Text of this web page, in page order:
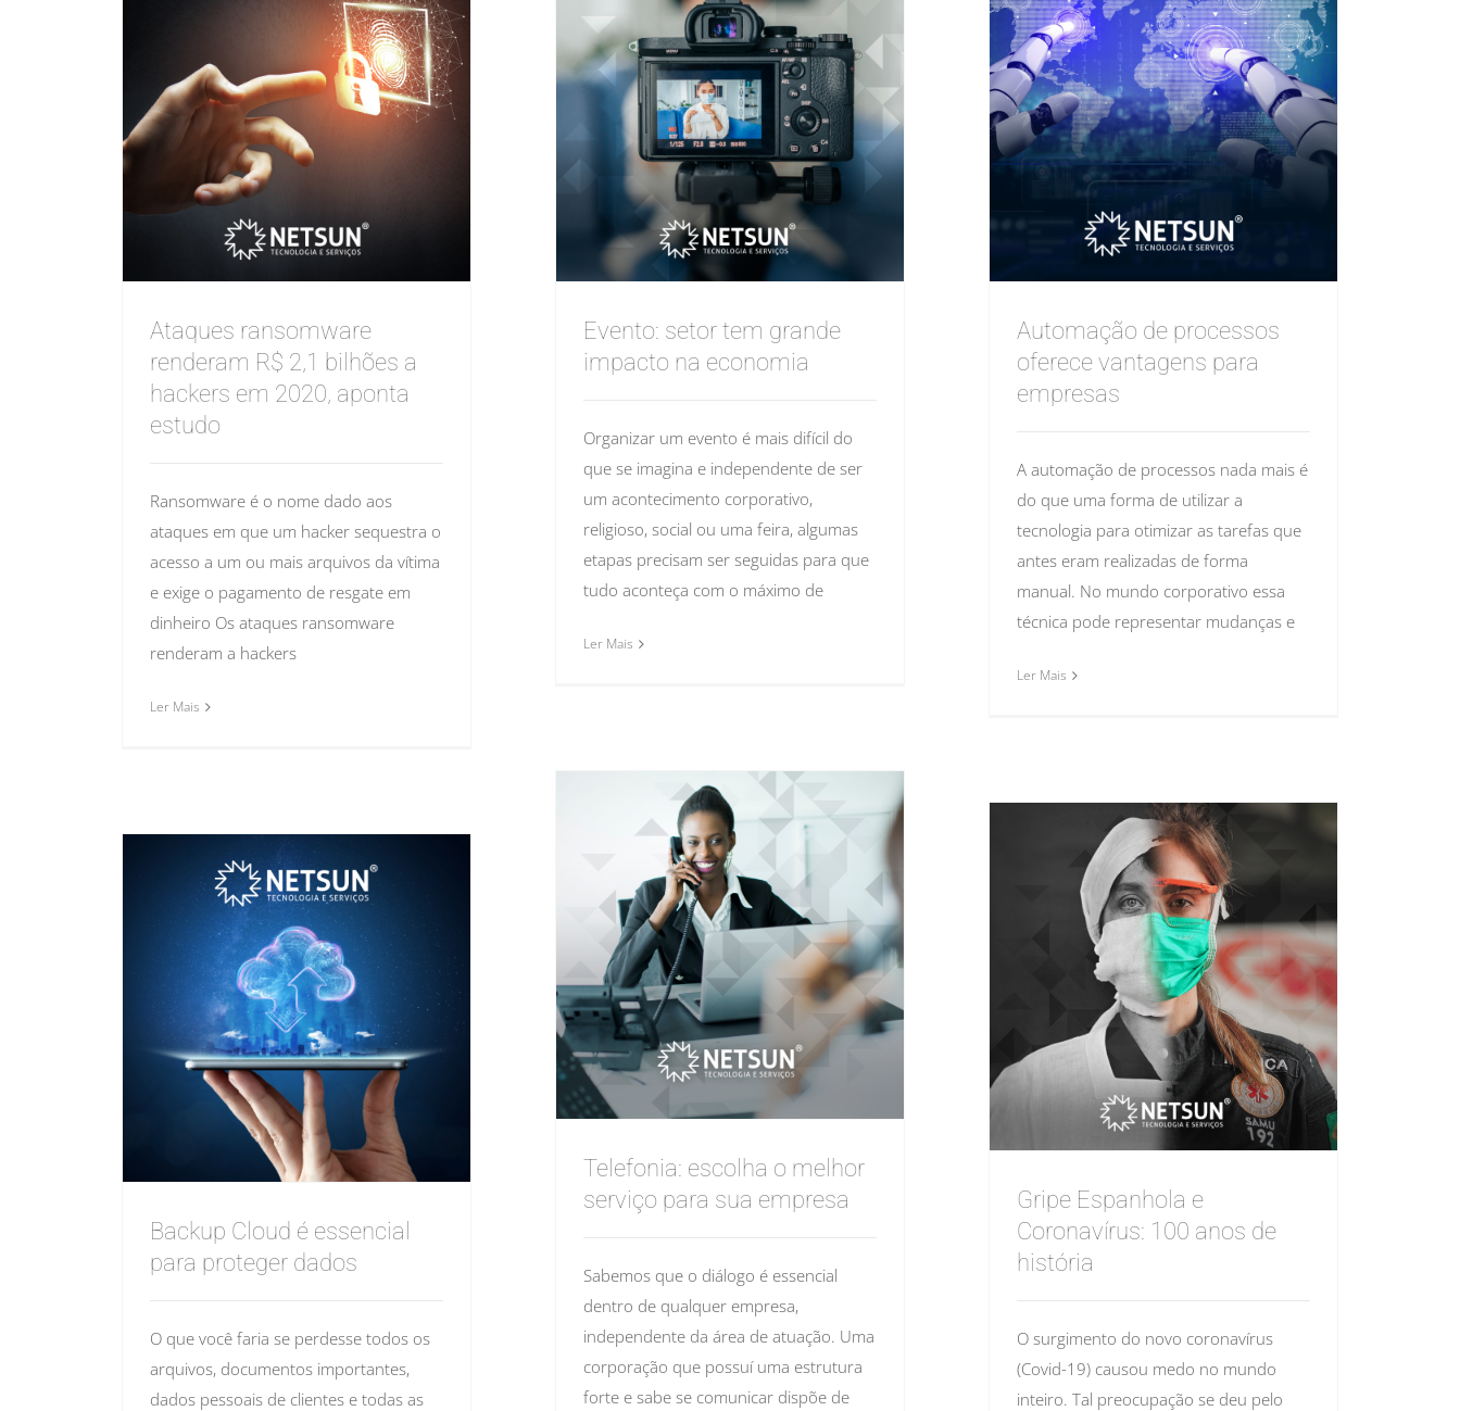
Ataques ransomware
renderam R$ 2,1 bilhões a
hackers em 2020, aponta
estudo
Ransomware é o nome dado aos
ataques em que um hacker sequestra o
acesso a um ou mais arquivos da vítima
e exige o pagamento de resgate em
dinheiro Os ataques ransomware
renderam a hackers
Ler Mais
Evento: setor tem grande
impacto na economia
Organizar um evento é mais difícil do
que se imagina e independente de ser
um acontecimento corporativo,
religioso, social ou uma feira, algumas
etapas precisam ser seguidas para que
tudo aconteça com o máximo de
Ler Mais
Automação de processos
oferece vantagens para
empresas
A automação de processos nada mais é
do que uma forma de utilizar a
tecnologia para otimizar as tarefas que
antes eram realizadas de forma
manual. No mundo corporativo essa
técnica pode representar mudanças e
Ler Mais
Telefonia: escolha o melhor
serviço para sua empresa
Sabemos que o diálogo é essencial
dentro de qualquer empresa,
independente da área de atuação. Uma
corporação que possuí uma estrutura
forte e sabe se comunicar dispõe de
Gripe Espanhola e
Coronavírus: 100 anos de
história
O surgimento do novo coronavírus
(Covid-19) causou medo no mundo
inteiro. Tal preocupação se deu pelo
Backup Cloud é essencial
para proteger dados
O que você faria se perdesse todos os
arquivos, documentos importantes,
dados pessoais de clientes e todas as